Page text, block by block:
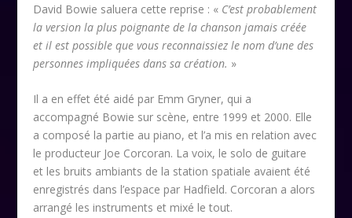
David Bowie saluera cette reprise : « C’est probablement
la version la plus poignante de la chanson jamais créée
et il est possible que vous reconnaissiez le nom d’une des
personnes impliquées dans sa création. »
Il a en effet été aidé par Emm Gryner, qui a
accompagné Bowie sur scène, entre 1999 et 2000. Elle
a composé la partie au piano, et l’a mis en relation avec
le producteur Joe Corcoran. La voix, le solo de guitare
et les bruits ambiants de la station spatiale avaient été
enregistrés dans l’espace par Hadfield. Corcoran a alors
arrangé les instruments et mixé le tout.